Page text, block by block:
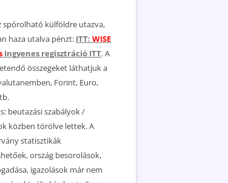
spórolható külföldre utazva,
haza utalva pénzt: ITT: WISE
Ingyenes regisztráció ITT. A
összegeket láthatjuk a
Forint, Euro,
beutazási szabályok /
közben törölve lettek. A
statisztikák
ország besorolások,
igazolások már nem